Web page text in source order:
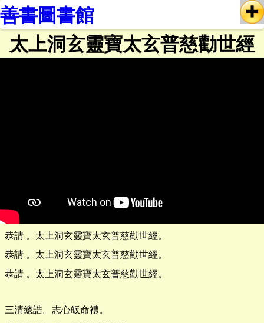
善書圖書館
太上洞玄靈寶太玄普慈勸世經
恭請 。太上洞玄靈寶太玄普慈勸世經。
恭請 。太上洞玄靈寶太玄普慈勸世經。
恭請 。太上洞玄靈寶太玄普慈勸世經。
三清總誥。志心皈命禮。